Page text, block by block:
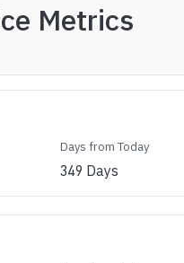
Metrics
Days from Today
349 Days